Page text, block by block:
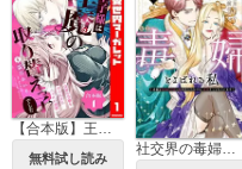
【合本版】王子様は淫魔の取り替えっ子でした 貞淑な令嬢をダメにするニョロの誘惑
無料試し読み
社交界の毒婦とよばれる私～素敵な辺境伯令息に腕を折られたので、責任とってもらいます～